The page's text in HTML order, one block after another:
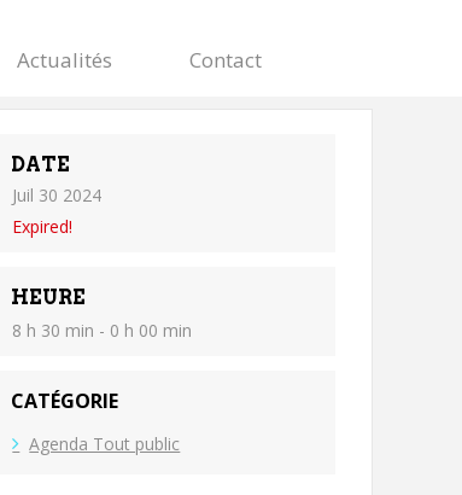
Actualités Contact
DATE
Juil 30 2024
Expired!
HEURE
8 h 30 min - 0 h 00 min
CATÉGORIE
Agenda Tout public